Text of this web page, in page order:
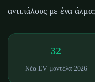
αντιπάλους με ένα άλμα;
32
Νέα EV μοντέλα 2026